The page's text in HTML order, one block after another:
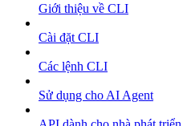
Giới thiệu về CLI
Cài đặt CLI
Các lệnh CLI
Sử dụng cho AI Agent